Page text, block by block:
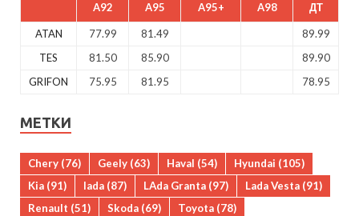
A92 A95 A95+ A98 ДТ
ATAN 77.99 81.49
89.99
TES
81.50 85.90
89.90
GRIFON
75.95 81.95 78.95
МЕТКИ
Chery (76) Geely (63) Haval (54) Hyundai (105)
Kia (91) lada (87) LAda Granta (97) Lada Vesta (91)
Renault (51) Skoda (69) Toyota (78)